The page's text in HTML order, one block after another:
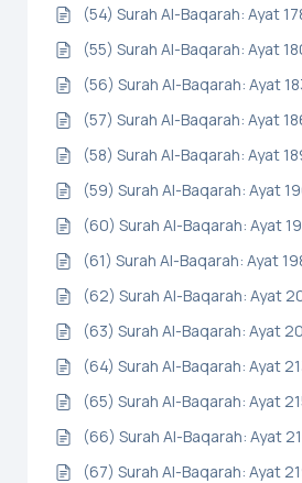
(54) Surah Al-Baqarah: Ayat
(55) Surah Al-Baqarah: Ayat
(56) Surah Al-Baqarah: Ayat
(57) Surah Al-Baqarah: Ayat
(58) Surah Al-Baqarah: Ayat
(59) Surah Al-Baqarah: Ayat
(60) Surah Al-Baqarah: Ayat
(61) Surah Al-Baqarah: Ayat
(62) Surah Al-Baqarah: Ayat
(63) Surah Al-Baqarah: Ayat
(64) Surah Al-Baqarah: Ayat
(65) Surah Al-Baqarah: Ayat
(66) Surah Al-Baqarah: Ayat
(67) Surah Al-Baqarah: Ayat